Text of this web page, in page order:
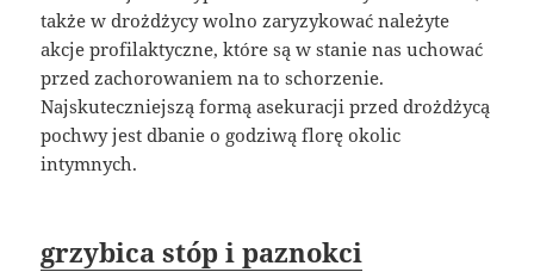
także w drożdżycy wolno zaryzykować należyte
akcje profilaktyczne, które są w stanie nas uchować
przed zachorowaniem na to schorzenie.
Najskuteczniejszą formą asekuracji przed drożdżycą
pochwy jest dbanie o godziwą florę okolic
intymnych.
grzybica stóp i paznokci